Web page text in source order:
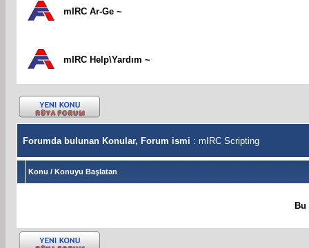
mIRC Ar-Ge ~
mIRC Help\Yardım ~
Forumda bulunan Konular, Forum ismi : mIRC Scripting
Konu / Konuyu Başlatan
Bu